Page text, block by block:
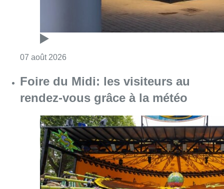
07 août 2026
Foire du Midi: les visiteurs au
rendez-vous grâce à la météo